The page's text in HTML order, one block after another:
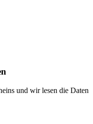
und wir lesen die Daten